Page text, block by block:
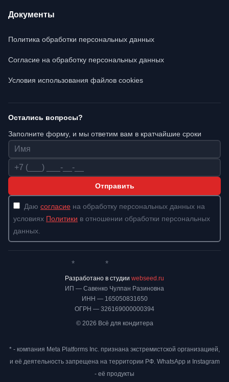
Документы
Политика обработки персональных данных
Согласие на обработку персональных данных
Условия использования файлов cookies
Остались вопросы?
Заполните форму, и мы ответим вам в кратчайшие сроки
Имя
Телефон
Отправить
Даю согласие на обработку персональных данных на
условиях Политики в отношении обработки персональных
данных.
ИП — Савенко Чулпан Разиновна
ИНН — 165050831650
ОГРН — 326169000000394
© 2026 Всё для кондитера
* *
Разработано в студии webseed.ru
* - компания Meta Platforms Inc. признана экстремистской организацией,
и её деятельность запрещена на территории РФ. WhatsApp и Instagram
- её продукты